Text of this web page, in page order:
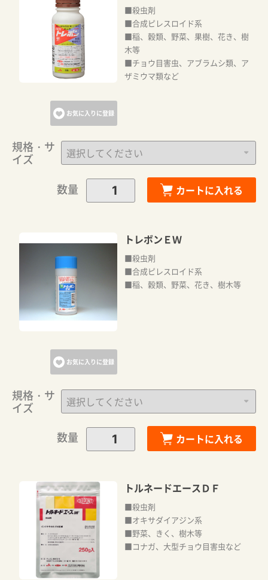
お気に入りに登録
■殺虫剤
■合成ピレスロイド系
■稲、穀類、野菜、果樹、花き、樹
木等
■チョウ目害虫、アブラムシ類、ア
ザミウマ類など
規格・サ
イズ
数量
カートに入れる
お気に入りに登録
トレボンＥＷ
■殺虫剤
■合成ピレスロイド系
■稲、穀類、野菜、花き、樹木等
規格・サ
イズ
数量
カートに入れる
トルネードエースＤＦ
■殺虫剤
■オキサダイアジン系
■野菜、きく、樹木等
■コナガ、大型チョウ目害虫など